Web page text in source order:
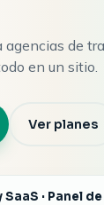
de
en un sitio.
Ver planes
· Panel de